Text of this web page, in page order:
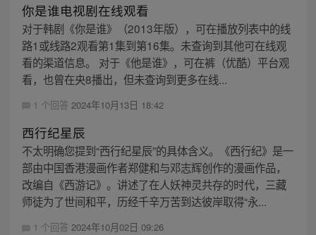
你是谁电视剧在线观看
对于韩剧《你是谁》（2013年版），可在播放列表中的线
路1或线路2观看第1集到第16集。未查询到其他可在线观
看的渠道信息。 对于《他是谁》，可在裤（优酷）平台观
看，也曾在央8播出，但未查询到更多在线...
1 个回答 2024年10月13日 18:42
西行纪星辰
不太明确您提到“西行纪星辰”的具体含义。《西行纪》是一
部由中国香港漫画作者郑健和与邓志辉创作的漫画作品，
改编自《西游记》。讲述了在人妖神灵共存的时代，三藏
师徒为了世间和平，历经千辛万苦到达彼岸取得“永...
1 个回答 2024年10月02日 09:26